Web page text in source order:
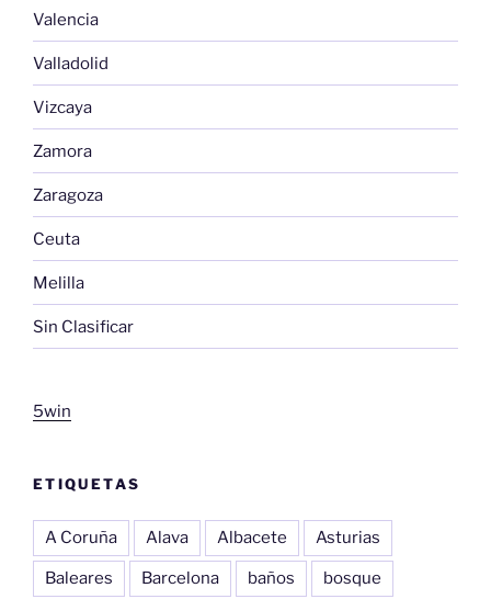
Valencia
Valladolid
Vizcaya
Zamora
Zaragoza
Ceuta
Melilla
Sin Clasificar
5win
ETIQUETAS
A Coruña Alava Albacete Asturias
Baleares Barcelona baños bosque